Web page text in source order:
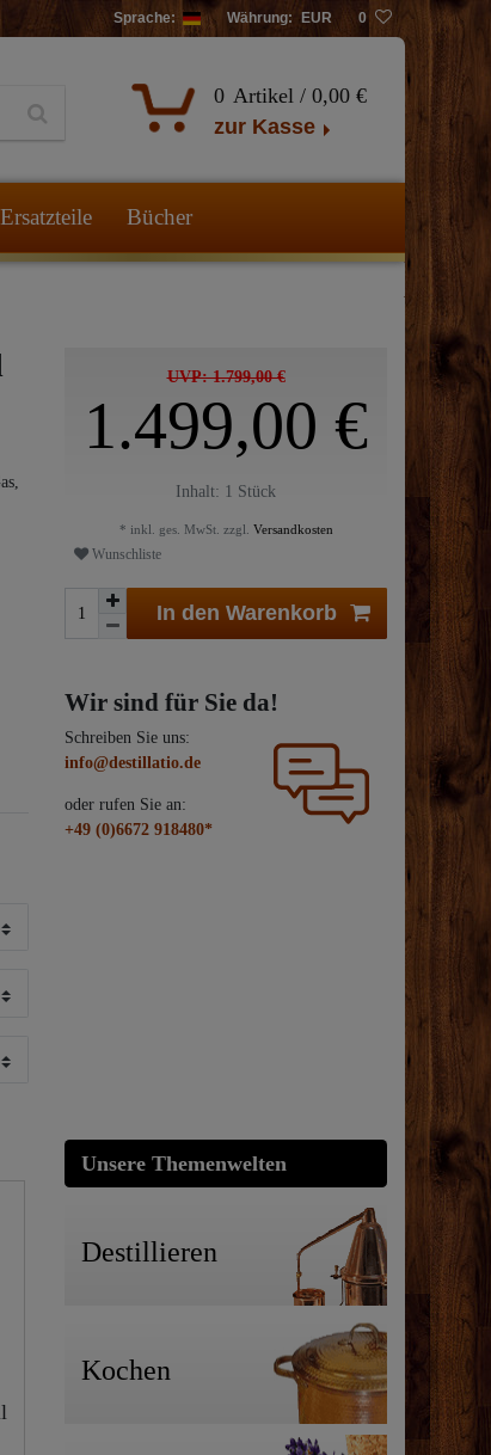
Sprache: Währung: EUR 0
0 Artikel / 0,00 €
zur Kasse
Bücher
UVP: 1.799,00 €
1.499,00 €
Inhalt: 1 Stück
* inkl. ges. MwSt. zzgl. Versandkosten
Wunschliste
In den Warenkorb
Wir sind für Sie da!
Schreiben Sie uns:
info@destillatio.de
oder rufen Sie an:
+49 (0)6672 918480*
Unsere Themenwelten
Destillieren
Kochen